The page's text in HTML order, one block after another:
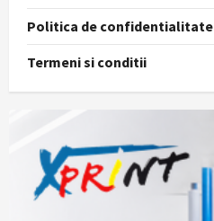
Politica de confidentialitate
Termeni si conditii